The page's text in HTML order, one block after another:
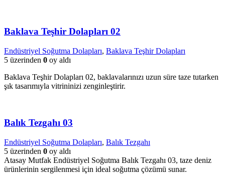
Baklava Teşhir Dolapları 02
Endüstriyel Soğutma Dolapları, Baklava Teşhir Dolapları
5 üzerinden 0 oy aldı
Baklava Teşhir Dolapları 02, baklavalarınızı uzun süre taze tutarken
şık tasarımıyla vitrininizi zenginleştirir.
Balık Tezgahı 03
Endüstriyel Soğutma Dolapları, Balık Tezgahı
5 üzerinden 0 oy aldı
Atasay Mutfak Endüstriyel Soğutma Balık Tezgahı 03, taze deniz
ürünlerinin sergilenmesi için ideal soğutma çözümü sunar.